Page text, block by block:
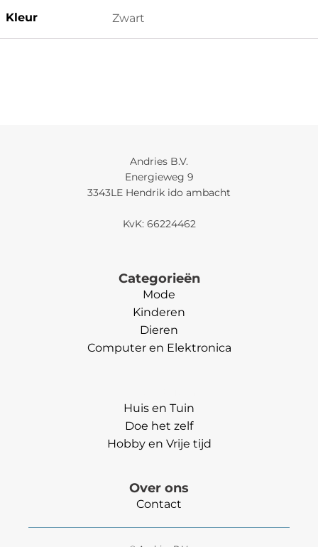
Kleur Zwart
Andries B.V.
Energieweg 9
3343LE Hendrik ido ambacht
KvK: 66224462
Categorieën
Mode
Kinderen
Dieren
Computer en Elektronica
Huis en Tuin
Doe het zelf
Hobby en Vrije tijd
Over ons
Contact